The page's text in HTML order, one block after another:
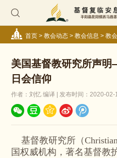
首页> 教会动态> 教会信息 > 教
美国基督教研究所声
日会信仰
作者：刘忆 编译 | 发布时间：2020-02-
基督教研究所（Christian
国权威机构，著名基督教